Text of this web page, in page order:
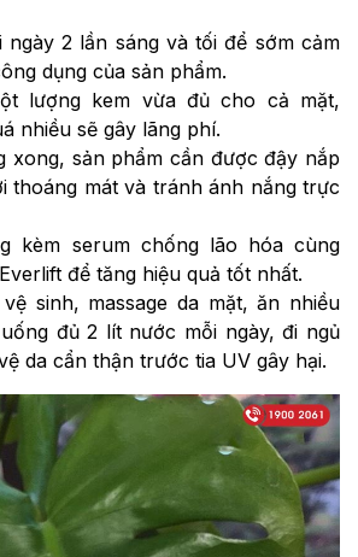
ngày 2 lần sáng và tối để sớm cảm
dụng của sản phẩm.
lượng kem vừa đủ cho cả mặt,
nhiều sẽ gây lãng phí.
xong, sản phẩm cần được đậy nắp
thoáng mát và tránh ánh nắng trực
kèm serum chống lão hóa cùng
để tăng hiệu quả tốt nhất.
sinh, massage da mặt, ăn nhiều
đủ 2 lít nước mỗi ngày, đi ngủ
da cẩn thận trước tia UV gây hại.